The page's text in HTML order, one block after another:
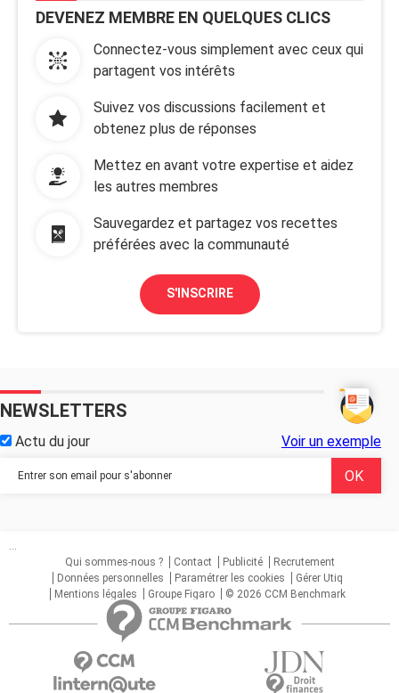
DEVENEZ MEMBRE EN QUELQUES CLICS
Connectez-vous simplement avec ceux qui
partagent vos intérêts
Suivez vos discussions facilement et
obtenez plus de réponses
Mettez en avant votre expertise et aidez
les autres membres
Sauvegardez et partagez vos recettes
préférées avec la communauté
S'INSCRIRE
NEWSLETTERS
Actu du jour Voir un exemple
...
Qui sommes-nous ?
Contact Publicité
Recrutement
Données personnelles
Paramétrer les cookies
Gérer Utiq
Mentions légales
Groupe Figaro © 2026 CCM Benchmark